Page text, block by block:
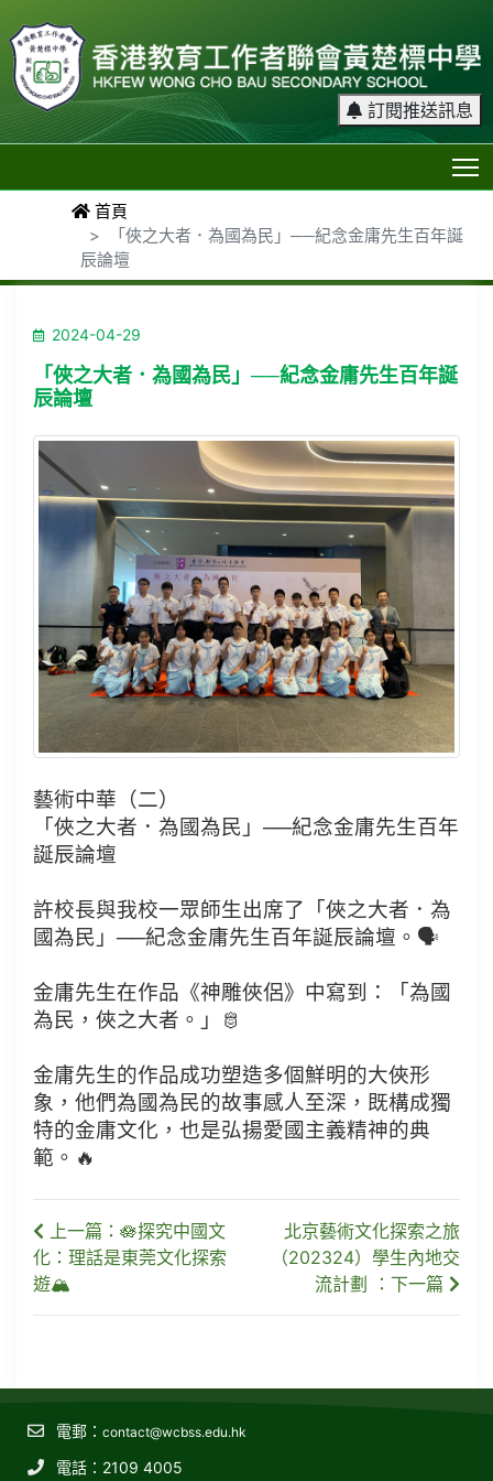
訂閱推送訊息
首頁
「俠之大者．為國為民」──紀念金庸先生百年誕
辰論壇
2024-04-29
「俠之大者．為國為民」──紀念金庸先生百年誕
辰論壇
藝術中華（二）
「俠之大者．為國為民」──紀念金庸先生百年
誕辰論壇
許校長與我校一眾師生出席了「俠之大者．為
國為民」──紀念金庸先生百年誕辰論壇。🗣
金庸先生在作品《神雕俠侶》中寫到：「為國
為民，俠之大者。」🫅
金庸先生的作品成功塑造多個鮮明的大俠形
象，他們為國為民的故事感人至深，既構成獨
特的金庸文化，也是弘揚愛國主義精神的典
範。🔥
上一篇：🪷探究中國文
化：理話是東莞文化探索
遊🏔
北京藝術文化探索之旅
（202324）學生內地交
流計劃 ：下一篇
電郵： contact@wcbss.edu.hk
電話：2109 4005